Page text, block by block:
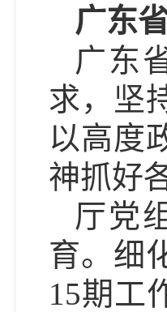
广东
广东
求，坚
以高度
神抓好
厅党
育。细
15期工